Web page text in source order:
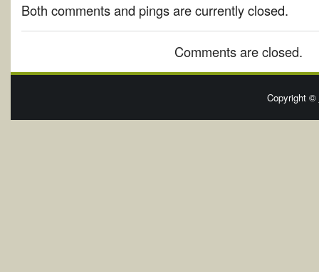
Both comments and pings are currently closed.
Comments are closed.
Copyright ©